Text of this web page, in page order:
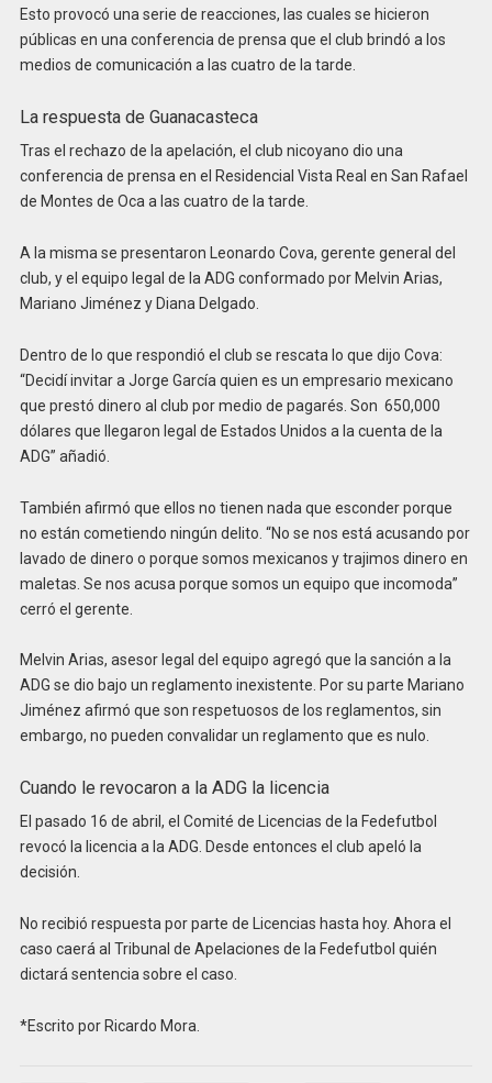
Esto provocó una serie de reacciones, las cuales se hicieron
públicas en una conferencia de prensa que el club brindó a los
medios de comunicación a las cuatro de la tarde.
La respuesta de Guanacasteca
Tras el rechazo de la apelación, el club nicoyano dio una
conferencia de prensa en el Residencial Vista Real en San Rafael
de Montes de Oca a las cuatro de la tarde.
A la misma se presentaron Leonardo Cova, gerente general del
club, y el equipo legal de la ADG conformado por Melvin Arias,
Mariano Jiménez y Diana Delgado.
Dentro de lo que respondió el club se rescata lo que dijo Cova:
“Decidí invitar a Jorge García quien es un empresario mexicano
que prestó dinero al club por medio de pagarés. Son 650,000
dólares que llegaron legal de Estados Unidos a la cuenta de la
ADG” añadió.
También afirmó que ellos no tienen nada que esconder porque
no están cometiendo ningún delito. “No se nos está acusando por
lavado de dinero o porque somos mexicanos y trajimos dinero en
maletas. Se nos acusa porque somos un equipo que incomoda”
cerró el gerente.
Melvin Arias, asesor legal del equipo agregó que la sanción a la
ADG se dio bajo un reglamento inexistente. Por su parte Mariano
Jiménez afirmó que son respetuosos de los reglamentos, sin
embargo, no pueden convalidar un reglamento que es nulo.
Cuando le revocaron a la ADG la licencia
El pasado 16 de abril, el Comité de Licencias de la Fedefutbol
revocó la licencia a la ADG. Desde entonces el club apeló la
decisión.
No recibió respuesta por parte de Licencias hasta hoy. Ahora el
caso caerá al Tribunal de Apelaciones de la Fedefutbol quién
dictará sentencia sobre el caso.
*Escrito por Ricardo Mora.